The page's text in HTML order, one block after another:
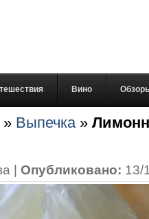
Вино
» Выпечка»
| Опубликовано: 13/